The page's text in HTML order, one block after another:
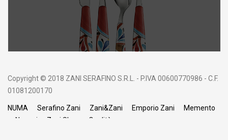
Copyright © 2018 ZANI SERAFINO S.R.L. - P.IVA 00600770986 - C.F.
01081200170
NUMA Serafino Zani Zani&Zani Emporio Zani
Memento
Negozi
Zani Shop Qualità